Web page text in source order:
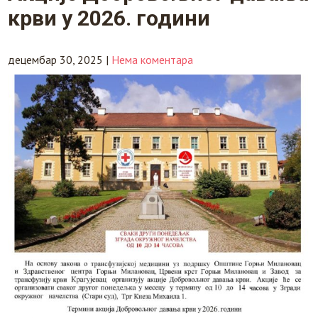
крви у 2026. години
децембар 30, 2025 | Нема коментара